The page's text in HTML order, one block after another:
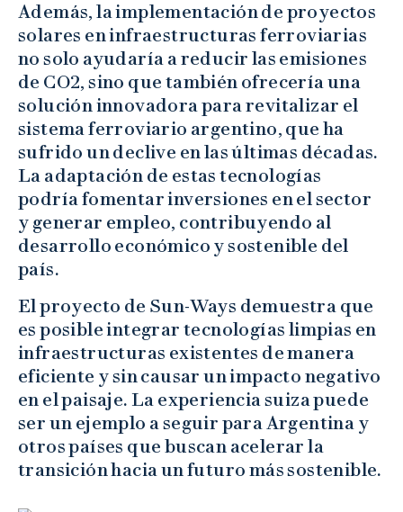
Además, la implementación de proyectos
solares en infraestructuras ferroviarias
no solo ayudaría a reducir las emisiones
de CO2, sino que también ofrecería una
solución innovadora para revitalizar el
sistema ferroviario argentino, que ha
sufrido un declive en las últimas décadas.
La adaptación de estas tecnologías
podría fomentar inversiones en el sector
y generar empleo, contribuyendo al
desarrollo económico y sostenible del
país.
El proyecto de Sun-Ways demuestra que
es posible integrar tecnologías limpias en
infraestructuras existentes de manera
eficiente y sin causar un impacto negativo
en el paisaje. La experiencia suiza puede
ser un ejemplo a seguir para Argentina y
otros países que buscan acelerar la
transición hacia un futuro más sostenible.